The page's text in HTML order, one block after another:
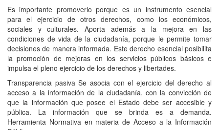
Es importante promoverlo porque es un instrumento esencial
para el ejercicio de otros derechos, como los económicos,
sociales y culturales. Aporta además a la mejora en las
condiciones de vida de la ciudadanía, porque le permite tomar
decisiones de manera informada. Este derecho esencial posibilita
la promoción de mejoras en los servicios públicos básicos e
impulsa el pleno ejercicio de los derechos y libertades.
Transparencia pasiva Se asocia con el ejercicio del derecho al
acceso a la información de la ciudadanía, con la convicción de
que la información que posee el Estado debe ser accesible y
pública. La información que se brinda es a demanda.
Herramienta Normativa en materia de Acceso a la Información